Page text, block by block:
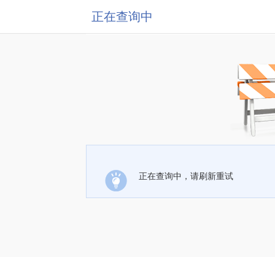
正在查询中
正在查询中，请刷新重试